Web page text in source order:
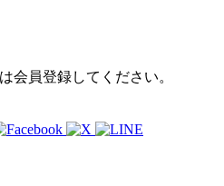
会員登録してください。